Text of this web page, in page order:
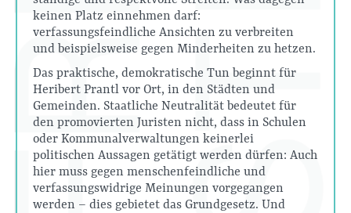
keinen Platz einnehmen darf:
verfassungsfeindliche Ansichten zu verbreiten
und beispielsweise gegen Minderheiten zu hetzen.
Das praktische, demokratische Tun beginnt für
Heribert Prantl vor Ort, in den Städten und
Gemeinden. Staatliche Neutralität bedeutet für
den promovierten Juristen nicht, dass in Schulen
oder Kommunalverwaltungen keinerlei
politischen Aussagen getätigt werden dürfen: Auch
hier muss gegen menschenfeindliche und
verfassungswidrige Meinungen vorgegangen
werden – dies gebietet das Grundgesetz. Und